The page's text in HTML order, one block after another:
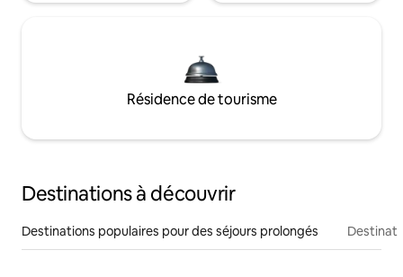
Résidence de tourisme
Destinations à découvrir
Destinations populaires pour des séjours prolongés